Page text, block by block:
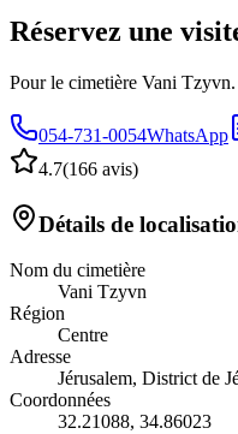
Réservez une
Pour le cimetière Vani
054-731-0054WhatsApp
4.7(166 avis)
Détails de
Nom du cimetière
Vani Tzyvn
Région
Centre
Adresse
Jérusalem, District de
Coordonnées
32.21088, 34.86023